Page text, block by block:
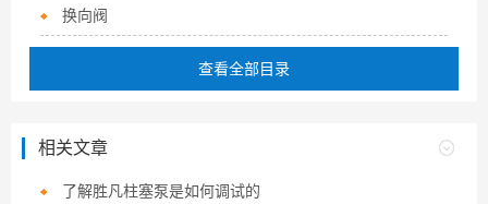
换向阀
查看全部目录
相关文章
了解胜凡柱塞泵是如何调试的